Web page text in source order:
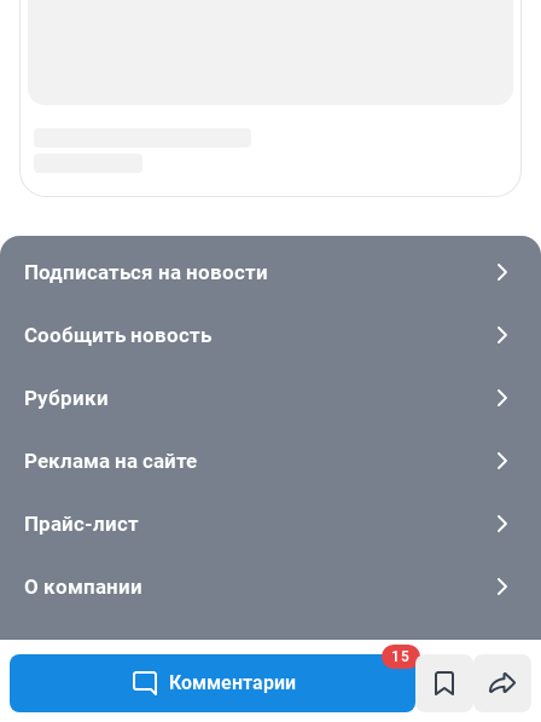
Комментарии
15